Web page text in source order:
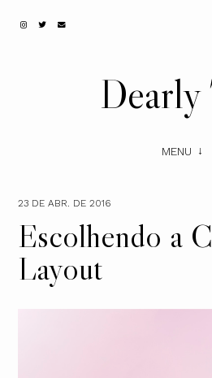
Dearly
MENU
23 DE ABR. DE 2016
Escolhendo a
Layout